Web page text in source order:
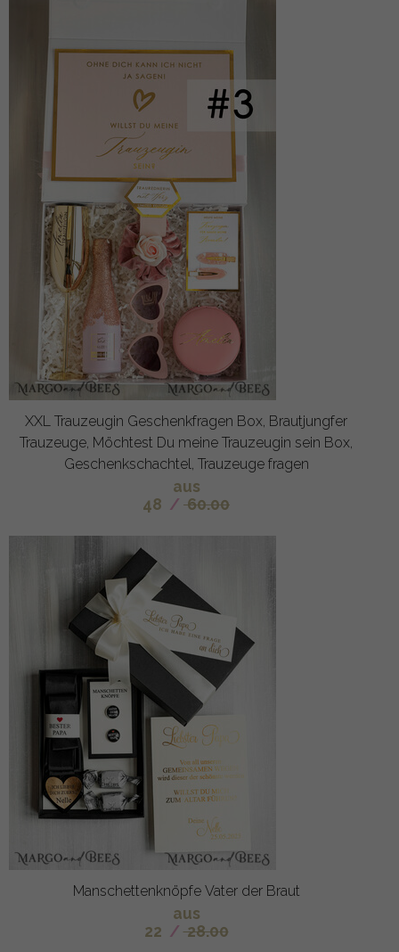
XXL Trauzeugin Geschenkfragen Box, Brautjungfer
Trauzeuge, Möchtest Du meine Trauzeugin sein Box,
Geschenkschachtel, Trauzeuge fragen
aus
48 / 60.00
Manschettenknöpfe Vater der Braut
aus
22 / 28.00